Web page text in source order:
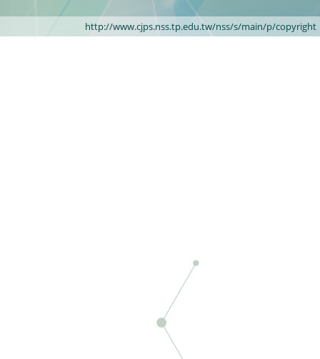
http://www.cjps.nss.tp.edu.tw/nss/s/main/p/copyright